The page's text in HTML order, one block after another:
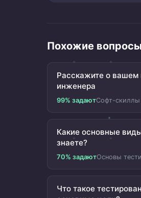
Похожие
Расскажите о вашем
инженера
99% задаютСофт-скиллы
Какие основные
знаете?
70% задаютОсновы
Что такое